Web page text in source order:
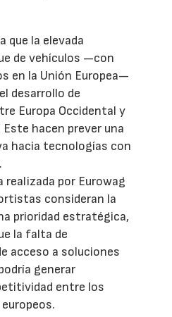
que la elevada
de vehículos —con
en la Unión Europea—
desarrollo de
Europa Occidental y
hacen prever una
hacia tecnologías con
realizada por Eurowag
consideran la
prioridad estratégica,
la falta de
acceso a soluciones
generar
entre los